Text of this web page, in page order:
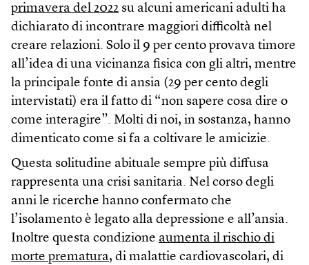
primavera del 2022 su alcuni americani adulti ha
dichiarato di incontrare maggiori difficoltà nel
creare relazioni. Solo il 9 per cento provava timore
all’idea di una vicinanza fisica con gli altri, mentre
la principale fonte di ansia (29 per cento degli
intervistati) era il fatto di “non sapere cosa dire o
come interagire”. Molti di noi, in sostanza, hanno
dimenticato come si fa a coltivare le amicizie.
Questa solitudine abituale sempre più diffusa
rappresenta una crisi sanitaria. Nel corso degli
anni le ricerche hanno confermato che
l’isolamento è legato alla depressione e all’ansia.
Inoltre questa condizione aumenta il rischio di
morte prematura, di malattie cardiovascolari, di